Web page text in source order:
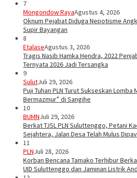
7
Mongondow RayaAgustus 4, 2026
Oknum Pejabat Diduga Nepotisme
Supir Bayangan
8
EtalaseAgustus 3, 2026
Tragis Nasib Hamka Hendra, 2022
Ternyata 2026 Jadi Tersangka
9
SulutJuli 29, 2026
Puji Tuhan PLN Turut Sukseskan Lomba
Bermazmur” di Sangihe
10
BUMNJuli 29, 2026
Berkat TJSL PLN Suluttenggo, Petani
Sejahtera, Jalan Desa Telah Mulus
11
PLNJuli 28, 2026
Korban Bencana Tamako Terhibur
UID Suluttenggo dan Jaminan Listrik